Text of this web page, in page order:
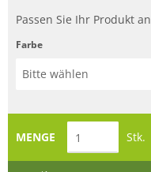
Passen Sie Ihr Produkt an
Farbe
MENGE Stk.